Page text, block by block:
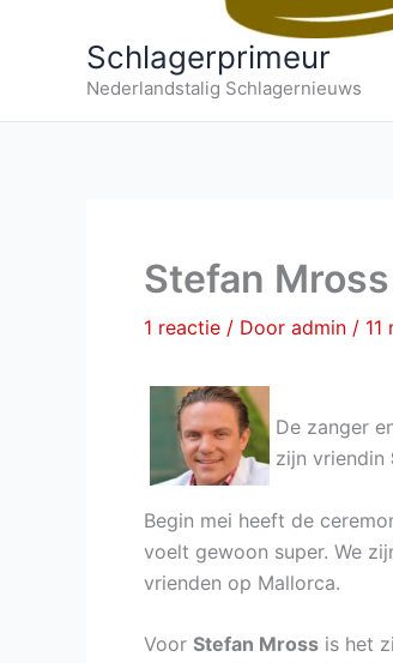
Schlagerprimeur
Nederlandstalig Schlagernieuws
Stefan
1 reactie / Door admin / 11
De zanger
zijn vriendin
Begin mei heeft de
voelt gewoon super. We
vrienden op Mallorca.
Voor Stefan Mross is het